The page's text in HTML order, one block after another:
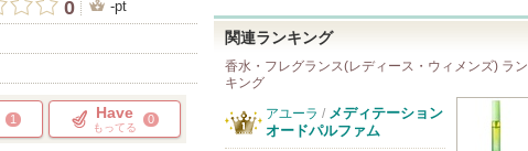
0 -pt
1 Have
もってる
0
関連ランキング
香水・フレグランス(レディース・ウィメンズ) ラン
キング
アユーラ / メディテーション
オードパルファム